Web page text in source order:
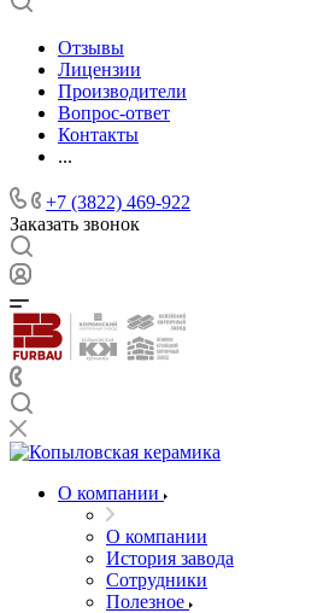
Отзывы
Лицензии
Производители
Вопрос-ответ
Контакты
...
+7 (3822) 469-922
Заказать звонок
О компании
О компании
История завода
Сотрудники
Полезное